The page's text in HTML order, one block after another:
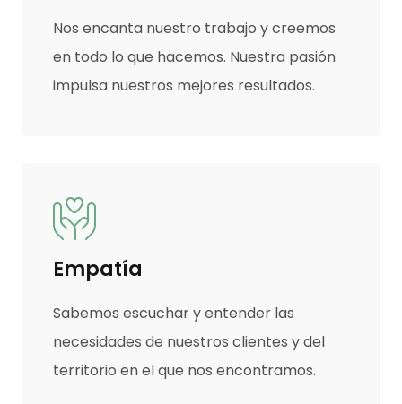
Nos encanta nuestro trabajo y creemos
en todo lo que hacemos. Nuestra pasión
impulsa nuestros mejores resultados.
Empatía
Sabemos escuchar y entender las
necesidades de nuestros clientes y del
territorio en el que nos encontramos.